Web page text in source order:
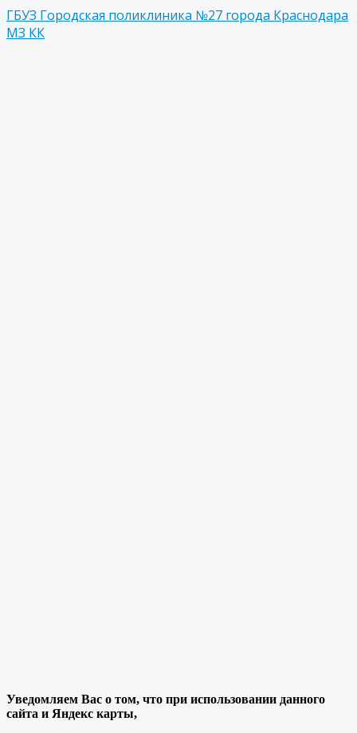
ГБУЗ Городская поликлиника №27 города Краснодара
МЗ КК
Уведомляем Вас о том, что при использовании данного
сайта и Яндекс карты,